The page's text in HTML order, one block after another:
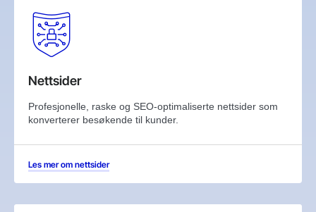
Nettsider
Profesjonelle, raske og SEO-optimaliserte nettsider som
konverterer besøkende til kunder.
Les mer om nettsider